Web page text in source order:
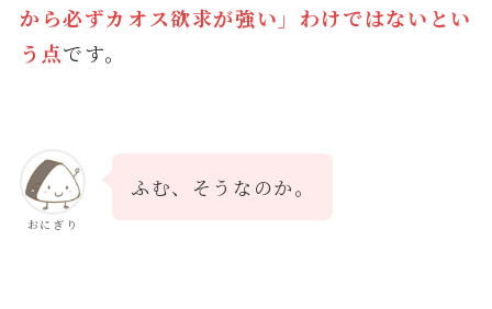
から必ずカオス欲求が強い」わけではないとい
う点です。
おにぎり
ふむ、そうなのか。